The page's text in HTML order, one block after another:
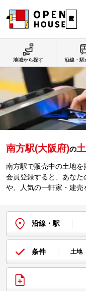
南方駅(大阪府)の
南方駅で販売中の土地を
会員登録すると、あな
や、人気の一軒家・建売
沿線・駅
条件 土地
地域から探す 沿線・駅